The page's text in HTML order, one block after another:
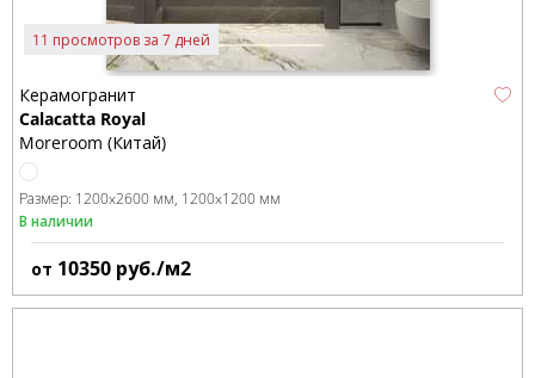
11 просмотров за 7 дней
Керамогранит
Calacatta Royal
Moreroom (Китай)
Размер: 1200x2600 мм 1200x1200 мм
В наличии
от 10350 руб./м2